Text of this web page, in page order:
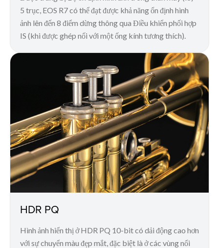
5 trục, EOS R7 có thể đạt được khả năng ổn định hình
ảnh lên đến 8 điểm dừng thông qua Điều khiển phối hợp
IS (khi được ghép nối với một ống kính tương thích).
HDR PQ
Hình ảnh hiển thị ở HDR PQ 10-bit có dải động cao hơn
với sự chuyển màu đẹp mắt, đặc biệt là ở các vùng nổi